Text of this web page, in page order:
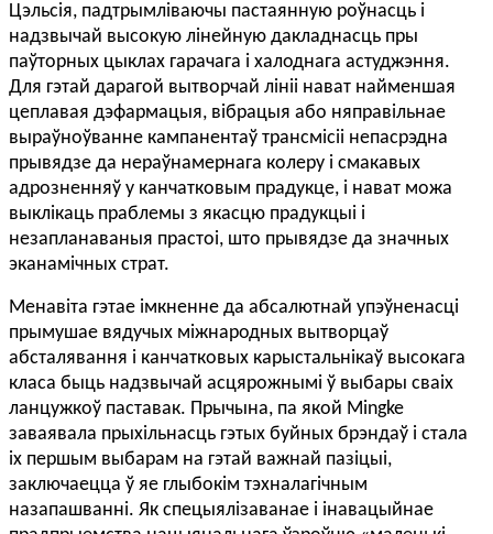
Цэльсія, падтрымліваючы пастаянную роўнасць і
надзвычай высокую лінейную дакладнасць пры
паўторных цыклах гарачага і халоднага астуджэння.
Для гэтай дарагой вытворчай лініі нават найменшая
цеплавая дэфармацыя, вібрацыя або няправільнае
выраўноўванне кампанентаў трансмісіі непасрэдна
прывядзе да нераўнамернага колеру і смакавых
адрозненняў у канчатковым прадукце, і нават можа
выклікаць праблемы з якасцю прадукцыі і
незапланаваныя прастоі, што прывядзе да значных
эканамічных страт.
Менавіта гэтае імкненне да абсалютнай упэўненасці
прымушае вядучых міжнародных вытворцаў
абсталявання і канчатковых карыстальнікаў высокага
класа быць надзвычай асцярожнымі ў выбары сваіх
ланцужкоў паставак. Прычына, па якой Mingke
заваявала прыхільнасць гэтых буйных брэндаў і стала
іх першым выбарам на гэтай важнай пазіцыі,
заключаецца ў яе глыбокім тэхналагічным
назапашванні. Як спецыялізаванае і інавацыйнае